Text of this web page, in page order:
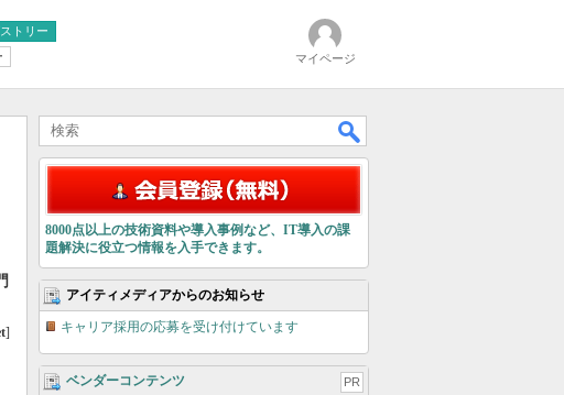
トリー
マイページ
]
8000点以上の技術資料や導入事例など、IT導入の課
題解決に役立つ情報を入手できます。
アイティメディアからのお知らせ
キャリア採用の応募を受け付けています
ベンダーコンテンツ PR